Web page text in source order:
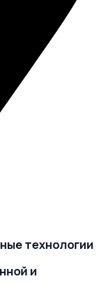
технологии
и